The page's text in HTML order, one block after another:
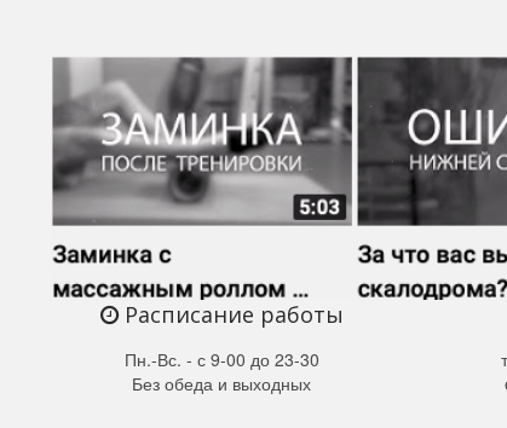
Расписание работы
Пн.-Вс. - с 9-00 до 23-30
Без обеда и выходных